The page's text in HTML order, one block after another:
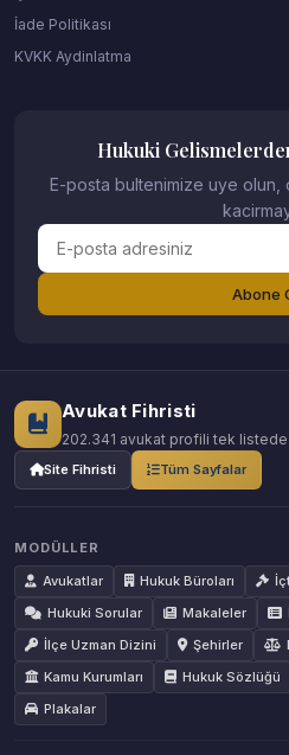
İade Politikası
KVKK Aydinlatma
Hukuki
E-posta bultenimize uye olun,
Abone
Avukat Fihristi
202.341 avukat profili tek listede
Site Fihristi Tüm Sayfalar
MODÜLLER
Avukatlar
Hukuk Büroları
Hukuki Sorular
Makaleler
İlçe Uzman Dizini
Şehirler
Kamu Kurumları
Hukuk Sözlüğü
Plakalar